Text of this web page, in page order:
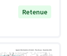
Retenue